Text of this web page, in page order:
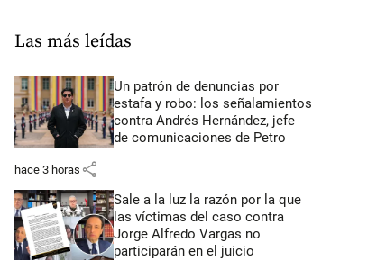
Las más leídas
Un patrón de denuncias por
estafa y robo: los señalamientos
contra Andrés Hernández, jefe
de comunicaciones de Petro
hace 3 horas share
Sale a la luz la razón por la que
las víctimas del caso contra
Jorge Alfredo Vargas no
participarán en el juicio